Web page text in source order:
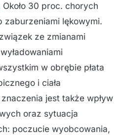
Około 30 proc. chorych
zaburzeniami lękowymi.
ze zmianami
w obrębie płata
i ciała
jest także wpływ
oraz sytuacja
poczucie wyobcowania,